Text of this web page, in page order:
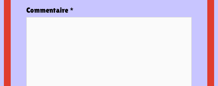
Commentaire *